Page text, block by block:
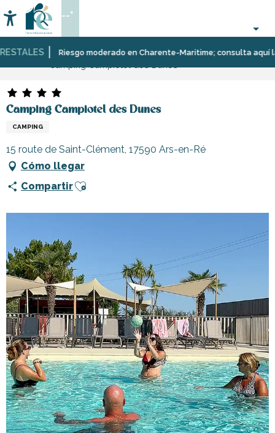
au
contenu
principal Riesgo moderado en Charente-Maritime; consulta aquí las
Accessibilité
Buscar
--°
Página Web EstanciaAlojamiento
Campings
Camping Campiotel des Dunes
CAMPING
15 route de Saint-Clément, 17590 Ars-en-Ré
Cómo llegar
CompartirAjouter aux favoris